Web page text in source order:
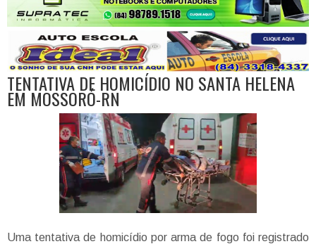
TENTATIVA DE HOMICÍDIO NO SANTA HELENA
EM MOSSORÓ-RN
Uma tentativa de homicídio por arma de fogo foi registrado